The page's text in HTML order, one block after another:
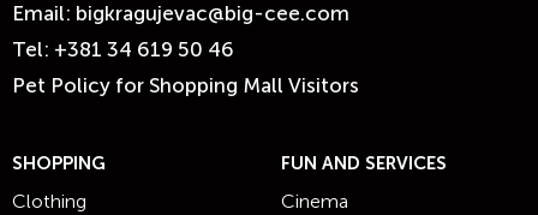
Email: bigkragujevac@big-cee.com
Tel: +381 34 619 50 46
Pet Policy for Shopping Mall Visitors
SHOPPING
Clothing
FUN AND SERVICES
Cinema